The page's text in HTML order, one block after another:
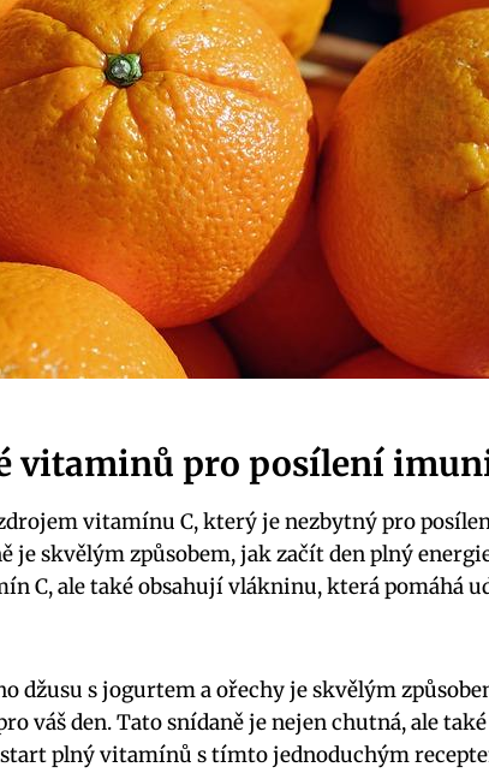
vitaminů pro posílení
vitamínu C, který je nezbytný pro
je skvělým způsobem, jak začít den plný
C, ale také obsahují vlákninu, která pomáhá
džusu s jogurtem a ořechy je skvělým
váš den. Tato snídaně je nejen chutná, ale
plný vitamínů s tímto jednoduchým